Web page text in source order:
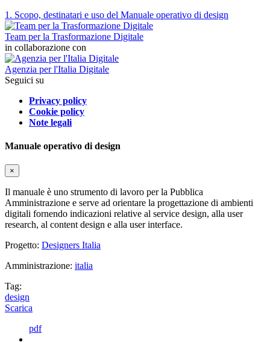
1. Scopo, destinatari e uso del Manuale operativo di design
Team per la Trasformazione Digitale
in collaborazione con
Agenzia per l'Italia Digitale
Seguici su
Privacy policy
Cookie policy
Note legali
Manuale operativo di design
×
Il manuale è uno strumento di lavoro per la Pubblica
Amministrazione e serve ad orientare la progettazione di ambienti
digitali fornendo indicazioni relative al service design, alla user
research, al content design e alla user interface.
Progetto: Designers Italia
Amministrazione: italia
Tag:
design
Scarica
pdf